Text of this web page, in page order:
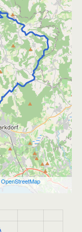
OpenStreetMap